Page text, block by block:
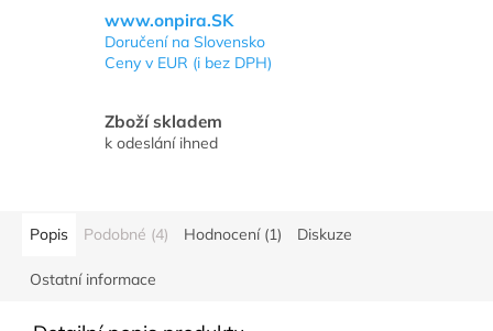
www.onpira.SK
Doručení na Slovensko
Ceny v EUR (i bez DPH)
Zboží skladem
k odeslání ihned
Popis Podobné (4) Hodnocení (1) Diskuze
Ostatní informace